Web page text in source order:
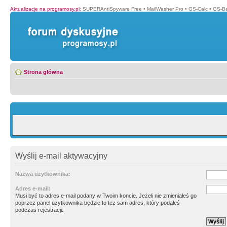
Aktualizacje na programosy.pl: SUPERAntiSpyware Free • MailWasher Pro • GS-Calc • GS-
Strona główna
Wyślij e-mail aktywacyjny
Nazwa użytkownika:
Adres e-mail:
Musi być to adres e-mail podany w Twoim koncie. Jeżeli nie zmieniałeś go
poprzez panel użytkownika będzie to tez sam adres, który podałeś
podczas rejestracji.